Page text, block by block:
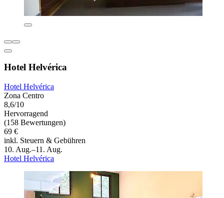
Hotel Helvérica
Hotel Helvérica
Zona Centro
8,6/10
Hervorragend
(158 Bewertungen)
69 €
inkl. Steuern & Gebühren
10. Aug.–11. Aug.
Hotel Helvérica